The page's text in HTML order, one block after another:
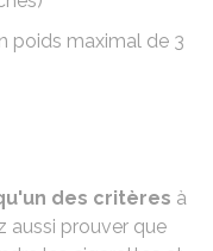
poids maximal de 3
des critères à
aussi prouver que